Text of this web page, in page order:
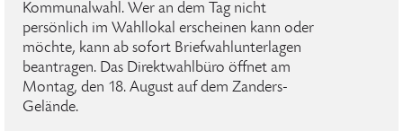
Kommunalwahl. Wer an dem Tag nicht
persönlich im Wahllokal erscheinen kann oder
möchte, kann ab sofort Briefwahlunterlagen
beantragen. Das Direktwahlbüro öffnet am
Montag, den 18. August auf dem Zanders-
Gelände.